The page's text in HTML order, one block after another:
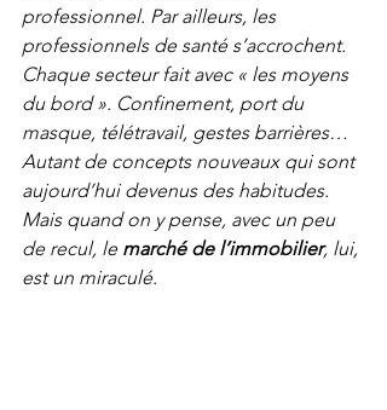
professionnel. Par ailleurs, les
professionnels de santé s’accrochent.
Chaque secteur fait avec « les moyens
du bord ». Confinement, port du
masque, télétravail, gestes barrières…
Autant de concepts nouveaux qui sont
aujourd’hui devenus des habitudes.
Mais quand on y pense, avec un peu
de recul, le marché de l’immobilier, lui,
est un miraculé.